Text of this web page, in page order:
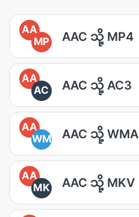
AA
MP
AAC သို့ MP4
AA
AC
AAC သို့ AC3
AA
WM
AAC သို့ WMA
AA
MK
AAC သို့ MKV